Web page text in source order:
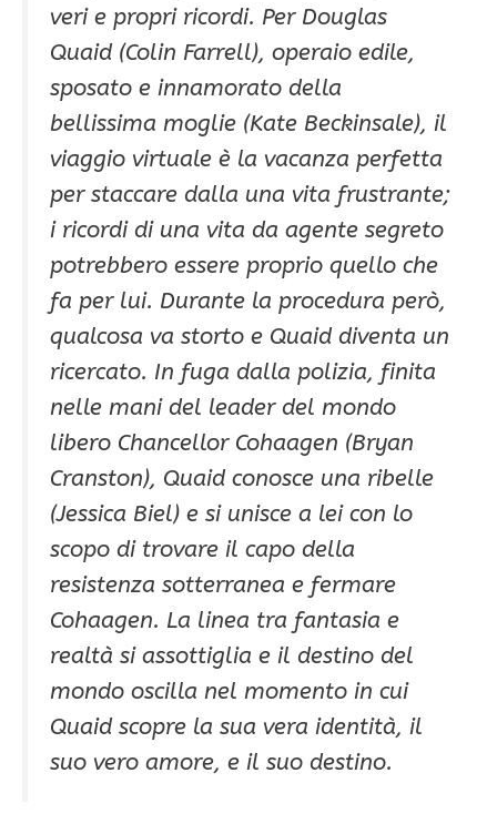
veri e propri ricordi. Per Douglas
Quaid (Colin Farrell), operaio edile,
sposato e innamorato della
bellissima moglie (Kate Beckinsale), il
viaggio virtuale è la vacanza perfetta
per staccare dalla una vita frustrante;
i ricordi di una vita da agente segreto
potrebbero essere proprio quello che
fa per lui. Durante la procedura però,
qualcosa va storto e Quaid diventa un
ricercato. In fuga dalla polizia, finita
nelle mani del leader del mondo
libero Chancellor Cohaagen (Bryan
Cranston), Quaid conosce una ribelle
(Jessica Biel) e si unisce a lei con lo
scopo di trovare il capo della
resistenza sotterranea e fermare
Cohaagen. La linea tra fantasia e
realtà si assottiglia e il destino del
mondo oscilla nel momento in cui
Quaid scopre la sua vera identità, il
suo vero amore, e il suo destino.